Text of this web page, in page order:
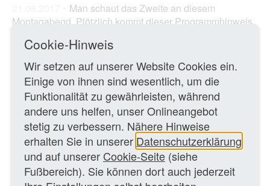
Man schaut das Zweite an diesem
Montagabend. Plötzlich kommt dieser Programmhinweis
unserem ZDF geworden?
Ganzen Artikel lesen
21.08.2017 – MK
ZURÜCK ZUR ÜBERSICHTSSEITE
Cookie-Hinweis
Wir setzen auf unserer Website Cookies ein.
Einige von ihnen sind wesentlich, um die
Funktionalität zu gewährleisten, während
andere uns helfen, unser Onlineangebot
stetig zu verbessern. Nähere Hinweise
erhalten Sie in unserer Datenschutzerklärung
und auf unserer Cookie-Seite (siehe
Fußbereich). Sie können dort auch jederzeit